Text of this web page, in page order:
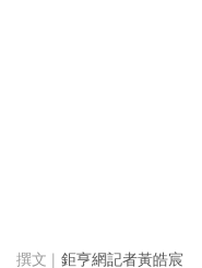
鉅亨網記者黃皓宸